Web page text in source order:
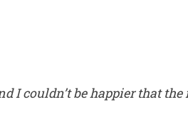
I couldn’t be happier that the